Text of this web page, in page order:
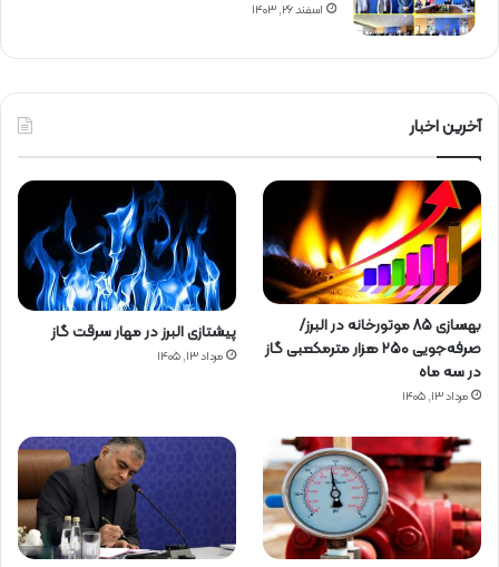
اسفند ۲۶, ۱۴۰۳
آخرین اخبار
بهسازی ۸۵ موتورخانه در البرز/
صرفه‌جویی ۲۵۰ هزار مترمکعبی گاز
در سه ماه
مرداد ۱۳, ۱۴۰۵
پیشتازی البرز در مهار سرقت گاز
مرداد ۱۳, ۱۴۰۵